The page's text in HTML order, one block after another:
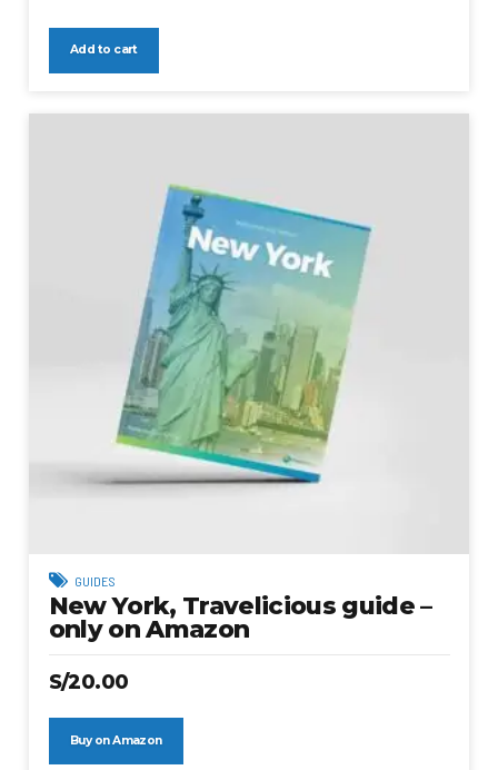
Add to cart
GUIDES
New York, Travelicious guide –
only on Amazon
S/20.00
Buy on Amazon